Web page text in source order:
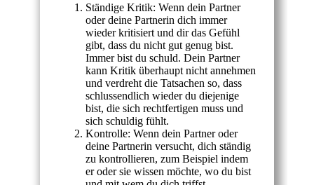
Ständige Kritik: Wenn dein Partner
oder deine Partnerin dich immer
wieder kritisiert und dir das Gefühl
gibt, dass du nicht gut genug bist.
Immer bist du schuld. Dein Partner
kann Kritik überhaupt nicht annehmen
und verdreht die Tatsachen so, dass
schlussendlich wieder du diejenige
bist, die sich rechtfertigen muss und
sich schuldig fühlt.
Kontrolle: Wenn dein Partner oder
deine Partnerin versucht, dich ständig
zu kontrollieren, zum Beispiel indem
er oder sie wissen möchte, wo du bist